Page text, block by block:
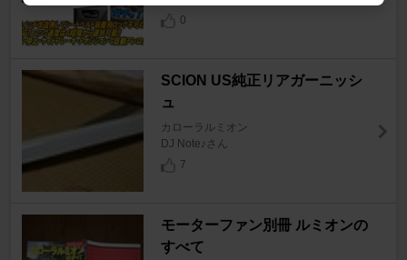
0
SCION US純正リアガーニッシ
ュ
カローラルミオン
DJ Note♪さん
7
モーターファン別冊 ルミオンの
すべて